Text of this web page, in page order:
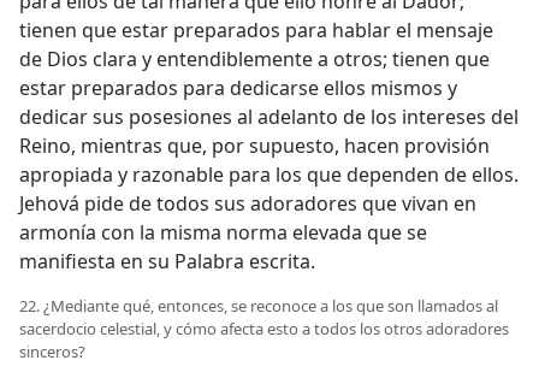
tienen que estar preparados para hablar el mensaje
de Dios clara y entendiblemente a otros; tienen que
estar preparados para dedicarse ellos mismos y
dedicar sus posesiones al adelanto de los intereses del
Reino, mientras que, por supuesto, hacen provisión
apropiada y razonable para los que dependen de ellos.
Jehová pide de todos sus adoradores que vivan en
armonía con la misma norma elevada que se
manifiesta en su Palabra escrita.
22. ¿Mediante qué, entonces, se reconoce a los que son llamados al
sacerdocio celestial, y cómo afecta esto a todos los otros adoradores
sinceros?